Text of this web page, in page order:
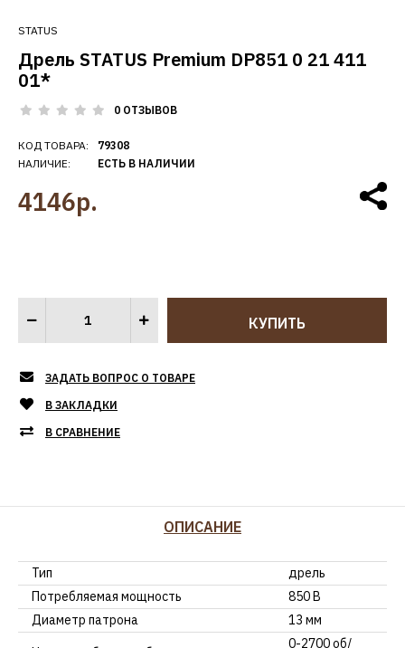
STATUS
Дрель STATUS Premium DP851 0 21 411
01*
0 ОТЗЫВОВ
КОД ТОВАРА:
НАЛИЧИЕ:
79308
ЕСТЬ В НАЛИЧИИ
4146р.
ЗАДАТЬ ВОПРОС О ТОВАРЕ
В ЗАКЛАДКИ
В СРАВНЕНИЕ
ОПИСАНИЕ
Тип
дрель
Потребляемая мощность
850 В
Диаметр патрона
13 мм
0-2700 об/